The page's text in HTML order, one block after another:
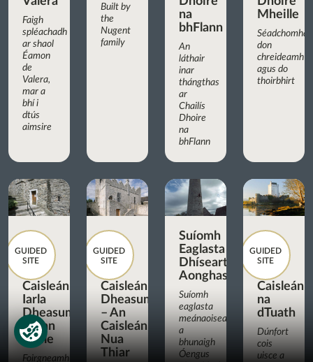
Faigh
spléachadh
ar shaol
Éamon
de
Valera,
mar a
bhí i
dtús
aimsire
Built by
the
Nugent
family
na
bhFlann
An
láthair
inar
thángthas
ar
Chailís
Dhoire
na
bhFlann
Mheille
don
chreideamh
agus do
thoirbhirt
GUIDED
SITE
Caisleán
Iarla
Dheasumhan,
Cionn
tSáile
Foirgneamh
GUIDED
SITE
Caisleán
Dheasumhan
– An
Caisleán
Nua
Thiar
Suíomh
Eaglasta
Dhíseart
Aonghasa
Suíomh
eaglasta
meánaoiseach
a
bhunaigh
Óengus
GUIDED
SITE
Caisleán
na
dTuath
Dúnfort
cois
uisce a